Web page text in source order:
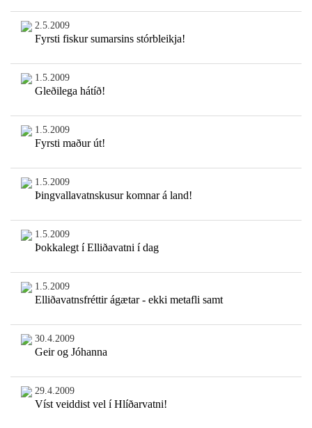
2.5.2009
Fyrsti fiskur sumarsins stórbleikja!
1.5.2009
Gleðilega hátíð!
1.5.2009
Fyrsti maður út!
1.5.2009
Þingvallavatnskusur komnar á land!
1.5.2009
Þokkalegt í Elliðavatni í dag
1.5.2009
Elliðavatnsfréttir ágætar - ekki metafli samt
30.4.2009
Geir og Jóhanna
29.4.2009
Víst veiddist vel í Hlíðarvatni!